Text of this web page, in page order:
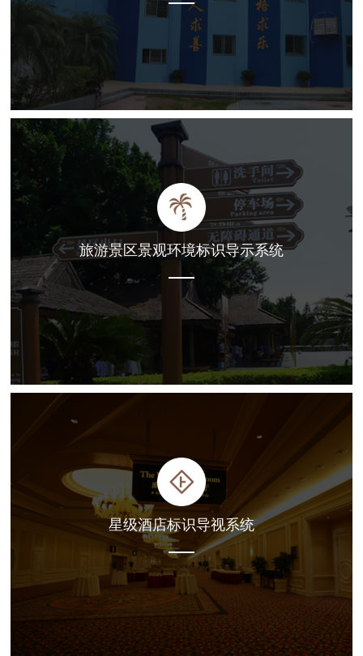
旅游景区景观环境标识导示系统
星级酒店标识导视系统